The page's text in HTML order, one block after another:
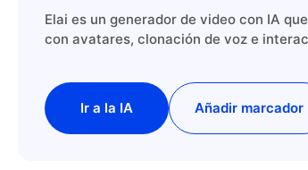
Elai es un generador de video con IA
con avatares, clonación de voz e
Ir a la IA Añadir marcador